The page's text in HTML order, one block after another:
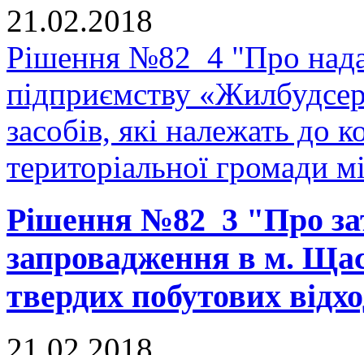
21.02.2018
Рішення №82_4 "Про
підприємству
засобів, які належать до
територіальної громади
Рішення №82_3 "Про
запровадження в м.
твердих побутових